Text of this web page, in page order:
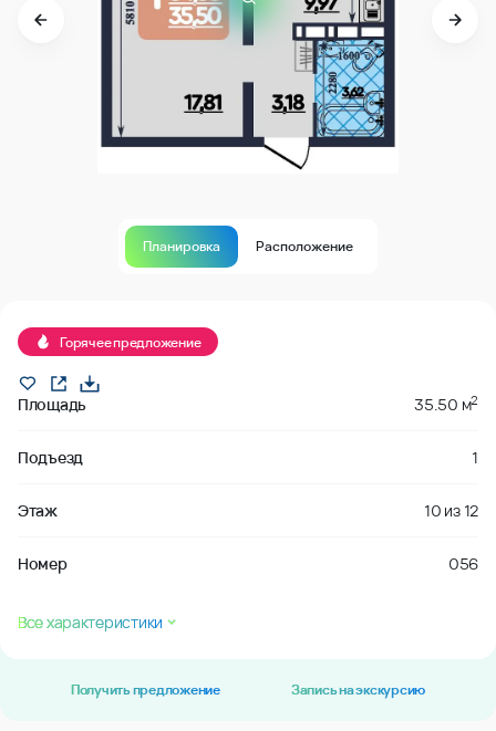
Планировка Расположение
Горячее предложение
Площадь 35.50 м2
Подъезд 1
Этаж 10 из12
Номер 056
Все характеристики
Получить предложение Запись на экскурсию